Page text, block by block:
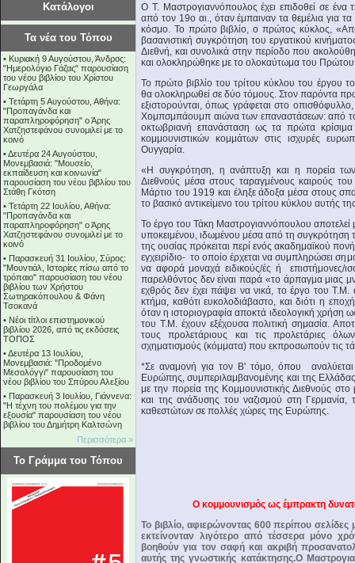
Κατάλογοι
Τα νέα του Τόπου
• Κυριακή 9 Αυγούστου, Άνδρος:
"Ημερολόγιο Γάζας" παρουσίαση
του νέου βιβλίου του Χρίστου
Γεωργάλα
• Τετάρτη 5 Αυγούστου, Αθήνα:
"Προπαγάνδα και
παραπληροφόρηση" ο Άρης
Χατζηστεφάνου συνομιλεί με το
κοινό
•Δευτέρα 24 Αυγούστου,
Μονεμβασιά: "Μουσείο,
εκπαίδευση και κοινωνία"
παρουσίαση του νέου βιβλίου του
Στάθη Γκότση
• Τετάρτη 22 Ιουλίου, Αθήνα:
"Προπαγάνδα και
παραπληροφόρηση" ο Άρης
Χατζηστεφάνου συνομιλεί με το
κοινό
• Παρασκευή 31 Ιουλίου, Σύρος:
"Μουντιάλ, Ιστορίες πίσω από το
τρόπαιο" παρουσίαση του νέου
βιβλίου των Χρήστου
Σωτηρακόπουλου & Φάνη
Τσοκανά
• Νέοι τίτλοι επιστημονικού
βιβλίου 2026, από τις εκδόσεις
ΤΟΠΟΣ
•Δευτέρα 13 Ιουλίου,
Μονεμβασιά: "Προδομένο
Μεσολόγγι" παρουσίαση του
νέου βιβλίου του Σπύρου Αλεξίου
• Παρασκευή 3 Ιουλίου, Γιάννενα:
"Η τέχνη του πολέμου για την
εξουσία" παρουσίαση του νέου
βιβλίου του Δημήτρη Καλτσώνη
Περισσότερα »
Το Γράμμα του Τόπου
Ο Τ. Μαστρογιαννόπουλος έχει επιδοθεί σε ένα
από τον 19ο αι., όταν έμπαιναν τα θεμέλια για
κόσμο. Το πρώτο βιβλίο, ο πρώτος κύκλος,
βασανιστική συγκρότηση του εργατικού
Διεθνή, και συνολικά στην περίοδο που
και ολοκληρώθηκε με το ολοκαύτωμα του
Το πρώτο βιβλίο του τρίτου κύκλου του έργου
θα ολοκληρωθεί σε δύο τόμους. Στον παρόντα
εξιστορούνται, όπως γράφεται στο
Χομπσμπάουμπ αιώνα των επαναστάσεων: από
οκτωβριανή επανάσταση ως τα πρώτα
κομμουνιστικών κομμάτων στις ισχυρές
Ουγγαρία.
«Η συγκρότηση, η ανάπτυξη και η πορεία των
Διεθνούς μέσα στους ταραγμένους καιρούς
Μάρτιο του 1919 και έληξε άδοξα μέσα στους
το βασικό αντικείμενο του τρίτου κύκλου αυτής
Το έργο του Τάκη Μαστρογιαννόπουλου αποτελεί
υποκειμένου, ιδωμένου μέσα από τη συγκρότηση
της ουσίας πρόκειται περί ενός ακαδημαϊκού
εγχειρίδιο- το οποίο έρχεται να συμπληρώσει
να αφορά μοναχά ειδικούς/ές ή επιστήμονες/
παρελθόντος δεν είναι παρά «το άρπαγμα μιας
εχθρός δεν έχει πάψει να νικά, το έργο του Τ.Μ.
κτήμα, καθότι ευκολοδιάβαστο, και διότι η
όταν η ιστοριογραφία αποκτά ιδεολογική χρήση
του Τ.Μ. έχουν εξέχουσα πολιτική σημασία.
τους προλετάριους και τις προλετάριες
σχηματισμούς (κόμματα) που εκπροσωπούν τις
*Σε αναμονή για τον Β' τόμο, όπου
Ευρώπης, συμπεριλαμβανομένης και της
με την πορεία της Κομμουνιστικής Διεθνούς
και της ανάδυσης του ναζισμού στη Γερμανία,
καθεστώτων σε πολλές χώρες της Ευρώπης.
Ο κομμουνισμός ως έμπρακτη
Το βιβλίο, αφιερώνοντας 600 περίπου σελίδες
εκτείνονταν λιγότερο από τέσσερα μόνο
βοηθούν για τον σαφή και ακριβή
αυτής της γνωστικής κατάκτησης.Ο